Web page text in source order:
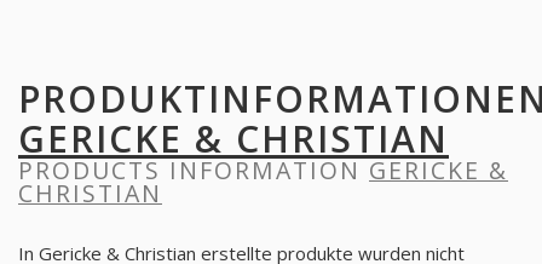
GERICKE & CHRISTIAN
PRODUCTS INFORMATION GERICKE &
CHRISTIAN
In Gericke & Christian erstellte produkte wurden nicht